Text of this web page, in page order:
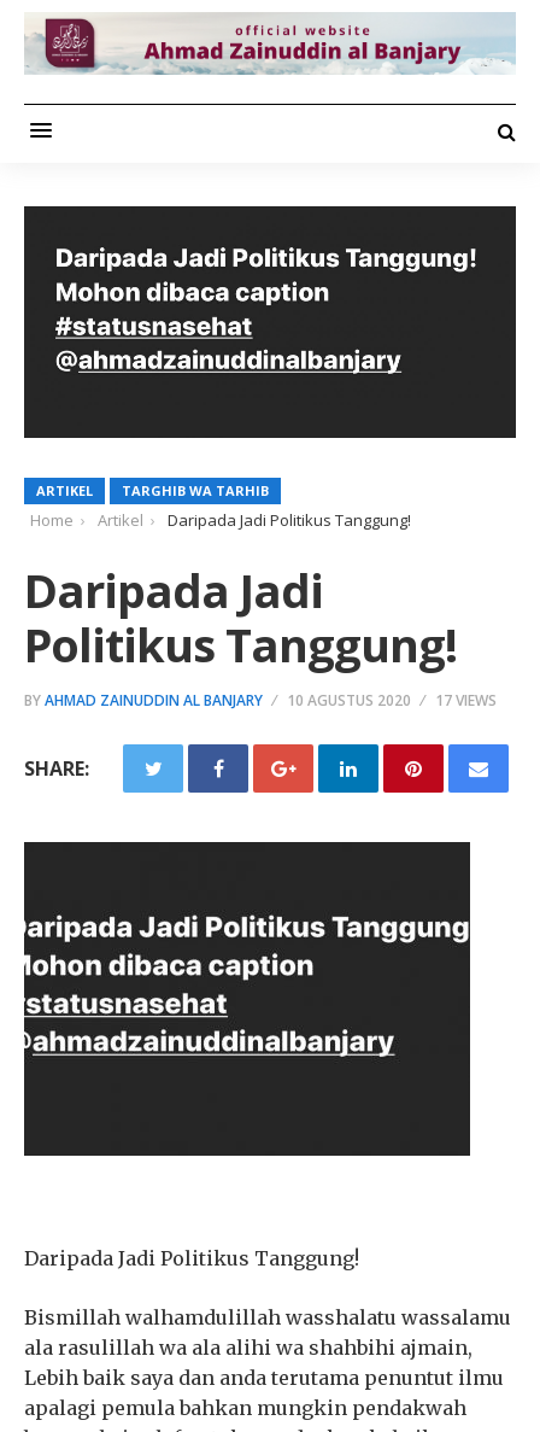
ARTIKEL TARGHIB WA TARHIB
Home Artikel Daripada Jadi Politikus Tanggung!
Daripada Jadi
Politikus Tanggung!
BYAHMAD ZAINUDDIN AL BANJARY 10 AGUSTUS 2020 17 VIEWS
SHARE:
Daripada Jadi Politikus Tanggung!
Bismillah walhamdulillah wasshalatu wassalamu
ala rasulillah wa ala alihi wa shahbihi ajmain,
Lebih baik saya dan anda terutama penuntut ilmu
apalagi pemula bahkan mungkin pendakwah